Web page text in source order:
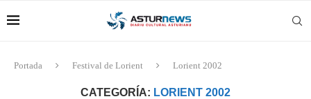
Portada Festival de Lorient Lorient 2002
CATEGORÍA: LORIENT 2002